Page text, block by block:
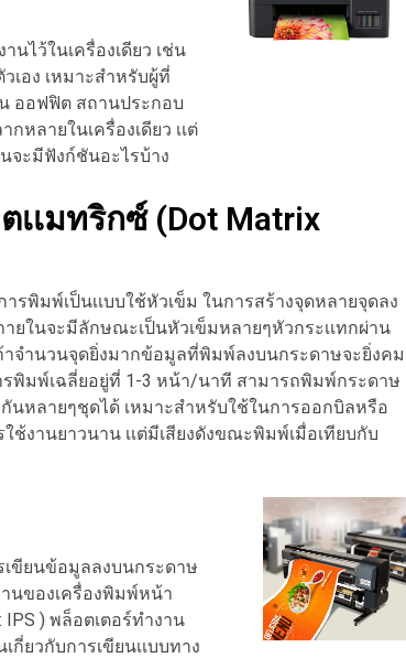
ไว้ในเครื่องเดียว เช่น
เอง เหมาะสำหรับผู้ที่
ออฟฟิต สถานประกอบ
หลายในเครื่องเดียว เเต่
จะมีฟังก์ชันอะไรบ้าง
เเมทริกซ์ (Dot Matrix
รพิมพ์เป็นเเบบใช้หัวเข็ม ในการสร้างจุดหลายจุดลง
ยในจะมีลักษณะเป็นหัวเข็มหลายๆหัวกระเเทกผ่าน
จำนวนจุดยิ่งมากข้อมูลที่พิมพ์ลงบนกระดาษจะยิ่งคม
พิมพ์เฉลี่ยอยู่ที่ 1-3 หน้า/นาที สามารถพิมพ์กระดาษ
นหลายๆชุดได้ เหมาะสำหรับใช้ในการออกบิลหรือ
ช้งานยาวนาน เเต่มีเสียงดังขณะพิมพ์เมื่อเทียบกับ
ขียนข้อมูลลงบนกระดาษ
นของเครื่องพิมพ์หน้า
IPS ) พล็อตเตอร์ทำงาน
กี่ยวกับการเขียนเเบบทาง